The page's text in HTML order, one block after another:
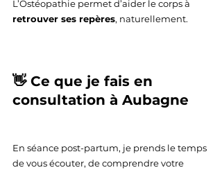
L’Ostéopathie permet d’aider le corps à
retrouver ses repères, naturellement.
👋 Ce que je fais en
consultation à Aubagne
En séance post-partum, je prends le temps
de vous écouter, de comprendre votre